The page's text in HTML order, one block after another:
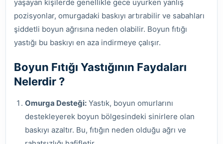
yaşayan kişilerde genellikle gece uyurken yanlış
pozisyonlar, omurgadaki baskıyı artırabilir ve sabahları
şiddetli boyun ağrısına neden olabilir. Boyun fıtığı
yastığı bu baskıyı en aza indirmeye çalışır.
Boyun Fıtığı Yastığının Faydaları
Nelerdir ?
Omurga Desteği: Yastık, boyun omurlarını
destekleyerek boyun bölgesindeki sinirlere olan
baskıyı azaltır. Bu, fıtığın neden olduğu ağrı ve